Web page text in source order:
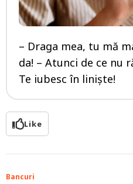
– Draga mea, tu mă
da! – Atunci de ce nu
Te iubesc în liniște!
Like
Bancuri